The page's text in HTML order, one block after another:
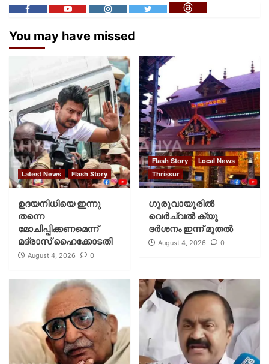
You may have missed
Latest News Flash Story
ഉദയനിധിയെ ഇന്നു
തന്നെ
മോചിപ്പിക്കണമെന്ന്
മദ്രാസ് ഹൈക്കോടതി
August 4, 2026 0
Flash Story
Local News
Thrissur
ഗുരുവായൂരില്‍
വെര്‍ച്വല്‍ ക്യൂ
ദര്‍ശനം ഇന്ന് മുതല്‍
August 4, 2026 0